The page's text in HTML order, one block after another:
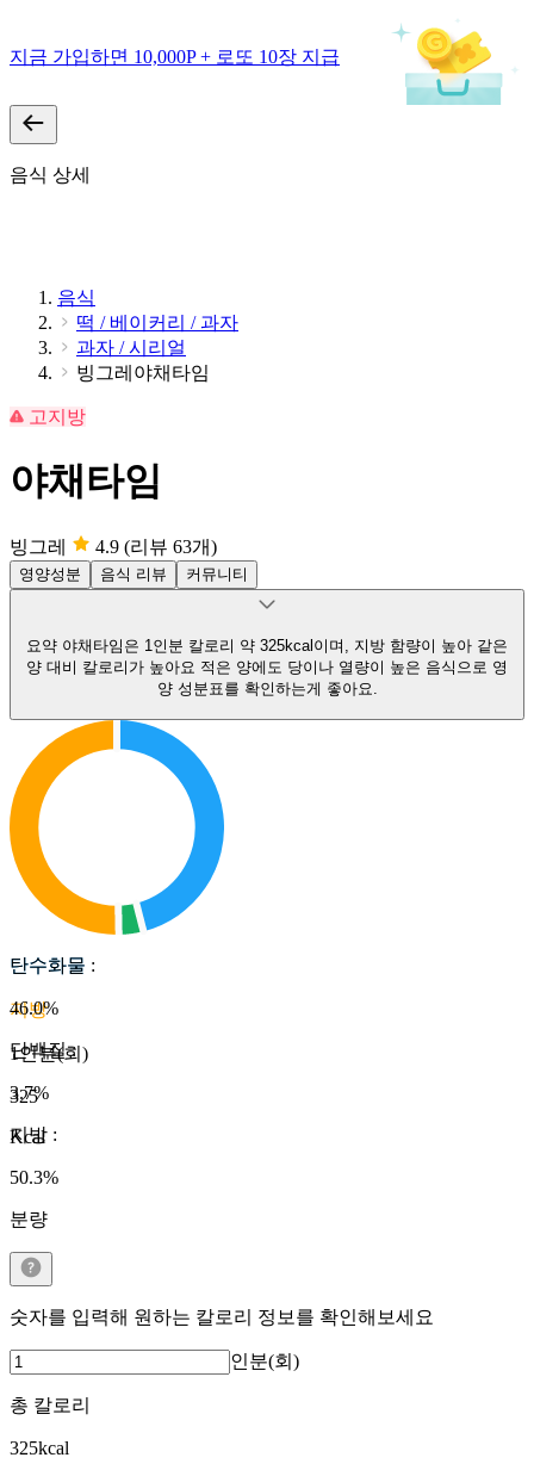
지금 가입하면 10,000P + 로또 10장 지급
음식 상세
음식
떡 / 베이커리 / 과자
과자 / 시리얼
빙그레야채타임
고지방
야채타임
빙그레 4.9 (리뷰 63개)
영양성분 음식 리뷰 커뮤니티
요약 야채타임은 1인분 칼로리 약 325kcal이며, 지방 함량이 높아 같은
양 대비 칼로리가 높아요 적은 양에도 당이나 열량이 높은 음식으로 영
양 성분표를 확인하는게 좋아요.
탄수화물
지방
1인분(회)
325
Kcal
탄수화물 :
46.0%
단백질:
3.7%
지방 :
50.3%
분량
숫자를 입력해 원하는 칼로리 정보를 확인해보세요
인분(회)
총 칼로리
325kcal